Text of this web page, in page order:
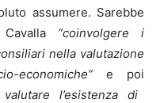
assumere. Sarebbe
“coinvolgere i
nella valutazione
economiche” e poi
l’esistenza di